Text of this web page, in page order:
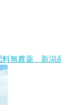
無農薬 新潟